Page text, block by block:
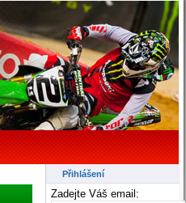
Přihlášení
Zadejte Váš email: